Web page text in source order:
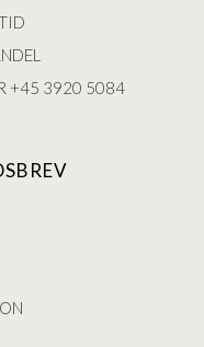
+45 3920 5084